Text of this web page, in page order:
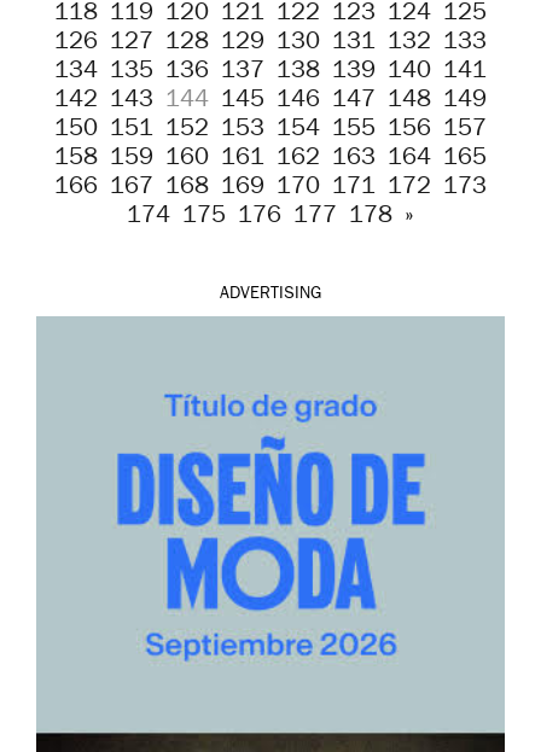
118 119 120 121 122 123 124 125
126 127 128 129 130 131 132 133
134 135 136 137 138 139 140 141
142 143 144 145 146 147 148 149
150 151 152 153 154 155 156 157
158 159 160 161 162 163 164 165
166 167 168 169 170 171 172 173
174 175 176 177 178 »
ADVERTISING